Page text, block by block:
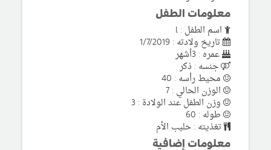
معلومات الطفل
اسم الطفل : l
تاريخ ولادته : 1/7/2019
عمره : 3أشهر
جنسه : ذكر
محيط رأسه : 40
الوزن الحالي : 7
وزن الطفل عند الولادة : 3
طوله : 60
تغذيته : حليب الأم
معلومات إضافية